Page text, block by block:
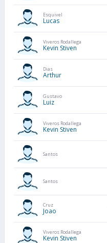
Esquivel
Lucas
Viveros Rodallega
Kevin Stiven
Dias
Arthur
Gustavo
Luiz
Viveros Rodallega
Kevin Stiven
Santos
Santos
Cruz
Joao
Viveros Rodallega
Kevin Stiven